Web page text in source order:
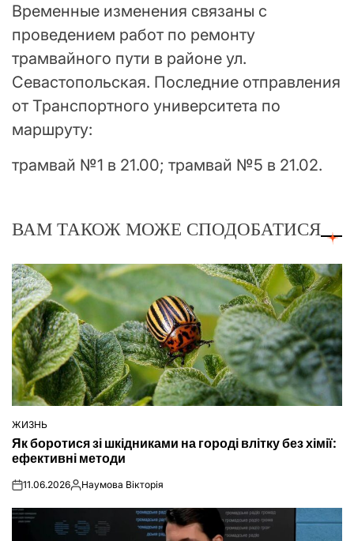
Временные изменения связаны с
проведением работ по ремонту
трамвайного пути в районе ул.
Севастопольская. Последние отправления
от Транспортного университета по
маршруту:
трамвай №1 в 21.00; трамвай №5 в 21.02.
ВАМ ТАКОЖ МОЖЕ СПОДОБАТИСЯ
ОПУБЛІКУВАТИ
У
ЖИЗНЬ
Як боротися зі шкідниками на городі влітку без хімії:
ефективні методи
on11.06.2026Опубліковано
Наумова Вікторія